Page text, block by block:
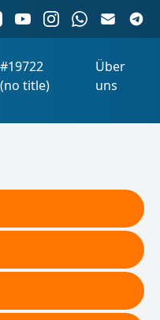
#19722
(no title)
Über
uns